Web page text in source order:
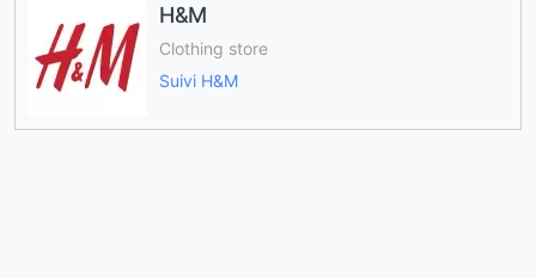
H&M
Clothing store
Suivi H&M